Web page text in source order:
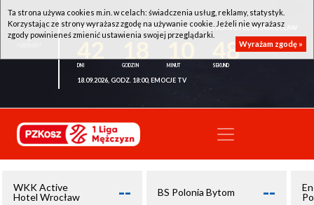
WKK ACTIVE HOTEL WROCŁAW - KSK QEMETICA NOTEĆ INOWROCŁAW
48
18.09.2026, GODZ. 18:00, EMOCJE TV
WKK Active
Hotel Wrocław
-- BS Polonia Bytom --
Ta strona używa cookies m.in. w celach: świadczenia usług, reklamy, statystyk.
Korzystając ze strony wyrażasz zgodę na używanie cookie. Jeżeli nie wyrażasz
zgody powinieneś zmienić ustawienia swojej przeglądarki.
Wyrażam zgodę »